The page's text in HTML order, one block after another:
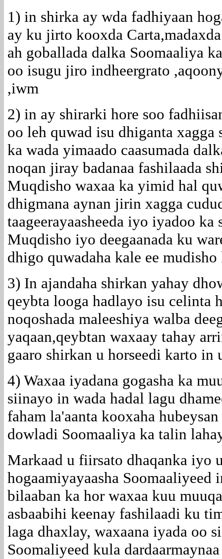
1) in shirka ay wda fadhiyaan
ay ku jirto kooxda
ah goballada dalka Soomaaliya
oo isugu jiro indheergrato
,iwm
2) in ay shirarki hore soo
oo leh quwad isu dhiganta
ka wada yimaado caasumada
noqan jiray badanaa fashilaada
Muqdisho waxaa ka yimid hal
dhigmana aynan jirin xagga
taageerayaasheeda iyo iyadoo ka
Muqdisho iyo deegaanada ku
dhigo quwadaha kale ee
3) In ajandaha shirkan yahay
qeybta looga hadlayo isu celinta
noqoshada maleeshiya walba
yaqaan,qeybtan waxaay tahay
gaaro shirkan u horseedi karto
4) Waxaa iyadana gogasha ka
siinayo in wada hadal lagu
faham la'aanta kooxaha
dowladi Soomaaliya ka talin
Markaad u fiirsato dhaqanka iyo
hogaamiyayaasha Soomaaliyeed
bilaaban ka hor waxaa kuu
asbaabihi keenay fashilaadi ku
laga dhaxlay, waxaana iyada oo
Soomaliyeed kula